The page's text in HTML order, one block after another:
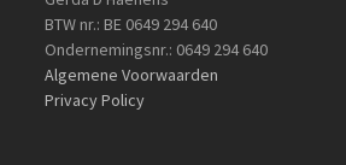
BTW nr.: BE 0649 294 640
Ondernemingsnr.: 0649 294 640
Algemene Voorwaarden
Privacy Policy